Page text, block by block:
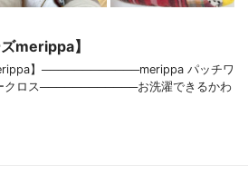
merippa】
】────────────merippa パッチワ
クロス────────────お洗濯できるかわ